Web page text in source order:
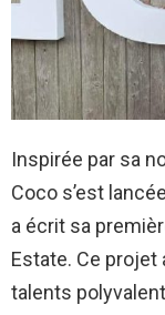
Inspirée par sa
Coco s’est
a écrit sa
Estate. Ce
talents